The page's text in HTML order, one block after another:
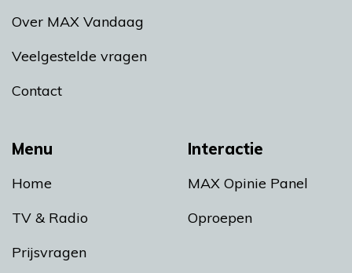
Menu
Home
TV & Radio
Prijsvragen
Interactie
MAX Opinie Panel
Oproepen
Over MAX Vandaag
Veelgestelde vragen
Contact